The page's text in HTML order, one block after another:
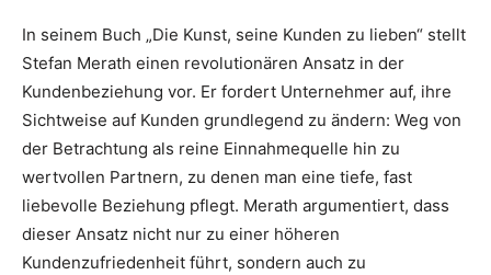
In seinem Buch „Die Kunst, seine Kunden zu lieben“ stellt
Stefan Merath einen revolutionären Ansatz in der
Kundenbeziehung vor. Er fordert Unternehmer auf, ihre
Sichtweise auf Kunden grundlegend zu ändern: Weg von
der Betrachtung als reine Einnahmequelle hin zu
wertvollen Partnern, zu denen man eine tiefe, fast
liebevolle Beziehung pflegt. Merath argumentiert, dass
dieser Ansatz nicht nur zu einer höheren
Kundenzufriedenheit führt, sondern auch zu